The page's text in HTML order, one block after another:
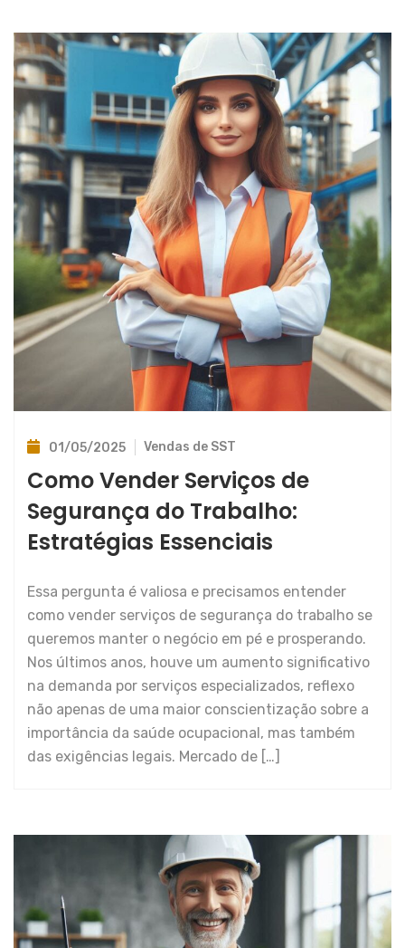
01/05/2025 Vendas de SST
Como Vender Serviços de
Segurança do Trabalho:
Estratégias Essenciais
Essa pergunta é valiosa e precisamos entender
como vender serviços de segurança do trabalho se
queremos manter o negócio em pé e prosperando.
Nos últimos anos, houve um aumento significativo
na demanda por serviços especializados, reflexo
não apenas de uma maior conscientização sobre a
importância da saúde ocupacional, mas também
das exigências legais. Mercado de […]